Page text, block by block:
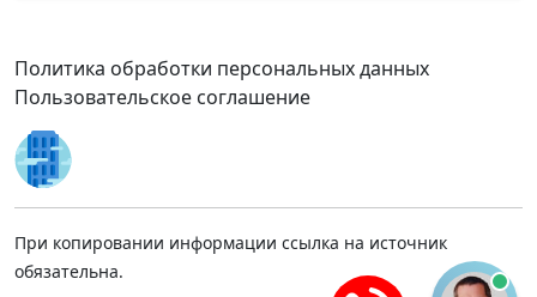
Политика обработки персональных данных
Пользовательское соглашение
При копировании информации ссылка на источник
обязательна.